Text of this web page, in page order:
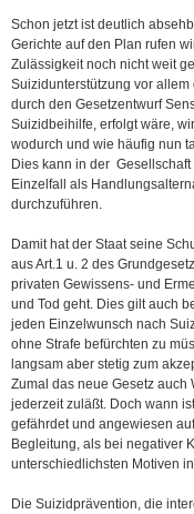
Schon jetzt ist deutlich
Gerichte auf den Plan rufen
Zulässigkeit noch nicht weit
Suizidunterstützung vor
durch den Gesetzentwurf
Suizidbeihilfe, erfolgt wäre,
wodurch und wie häufig nun
Dies kann in der
Einzelfall als
durchzuführen.
Damit hat der Staat seine
aus Art.1 u. 2 des
privaten Gewissens- und
und Tod geht. Dies gilt auch
jeden Einzelwunsch nach
ohne Strafe befürchten zu
langsam aber stetig zum
Zumal das neue Gesetz
jederzeit zuläßt. Doch wann
gefährdet und angewiesen
Begleitung, als bei negativer
unterschiedlichsten Motiven
Die Suizidprävention, die